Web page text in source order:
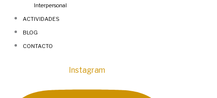
Interpersonal
ACTIVIDADES
BLOG
CONTACTO
Instagram